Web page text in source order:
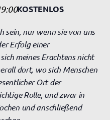
KOSTENLOS
sein, nur wenn sie von uns
Erfolg einer
meines Erachtens nicht
dort, wo sich Menschen
Ort der
Rolle, und zwar in
und anschließend